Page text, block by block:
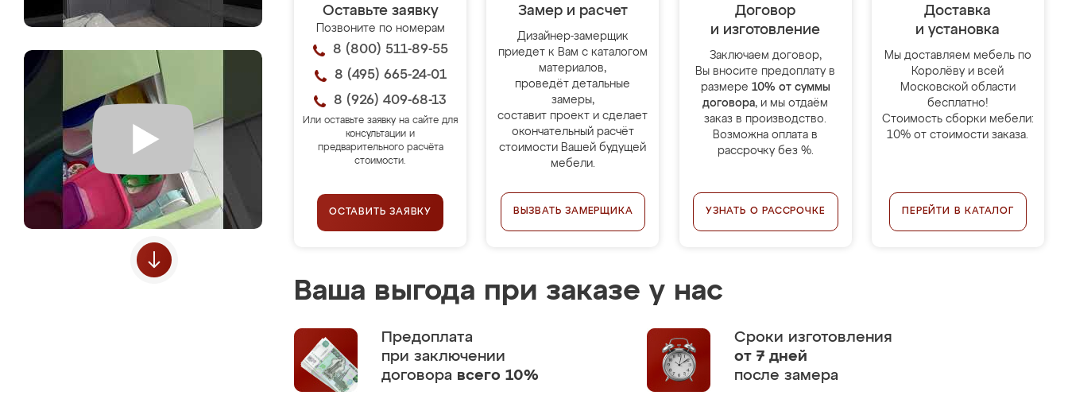
Оставьте заявку
Позвоните по номерам
8 (800) 511-89-55
8 (495) 665-24-01
8 (926) 409-68-13
Или оставьте заявку на сайте для
консультации и
предварительного расчёта
стоимости.
ОСТАВИТЬ ЗАЯВКУ
Замер и расчет
Дизайнер-замерщик
приедет к Вам с каталогом
материалов,
проведёт детальные
замеры,
составит проект и сделает
окончательный расчёт
стоимости Вашей будущей
мебели.
ВЫЗВАТЬ ЗАМЕРЩИКА
Договор
и изготовление
Заключаем договор,
Вы вносите предоплату в
размере 10% от суммы
договора, и мы отдаём
заказ в производство.
Возможна оплата в
рассрочку без %.
УЗНАТЬ О РАССРОЧКЕ
Доставка
и установка
Мы доставляем мебель по
Королёву и всей
Московской области
бесплатно!
Стоимость сборки мебели:
10% от стоимости заказа.
ПЕРЕЙТИ В КАТАЛОГ
Ваша выгода при заказе у нас
Предоплата
при заключении
договора всего 10%
Сроки изготовления
от 7 дней
после замера